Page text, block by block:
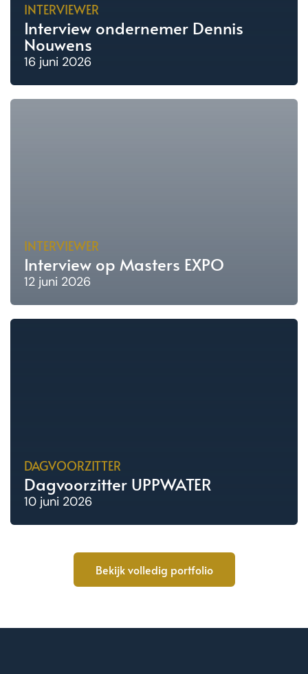
INTERVIEWER
Interview ondernemer Dennis
Nouwens
16 juni 2026
INTERVIEWER
Interview op Masters EXPO
12 juni 2026
DAGVOORZITTER
Dagvoorzitter UPPWATER
10 juni 2026
Bekijk volledig portfolio